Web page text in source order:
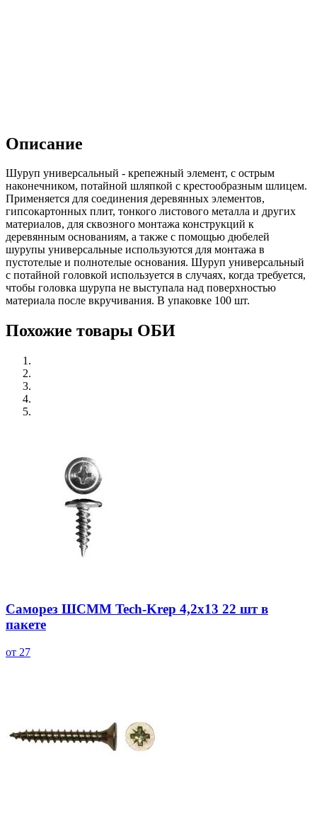
Описание
Шуруп универсальный - крепежный элемент, с острым
наконечником, потайной шляпкой с крестообразным шлицем.
Применяется для соединения деревянных элементов,
гипсокартонных плит, тонкого листового металла и других
материалов, для сквозного монтажа конструкций к
деревянным основаниям, а также с помощью дюбелей
шурупы универсальные используются для монтажа в
пустотелые и полнотелые основания. Шуруп универсальный
с потайной головкой используется в случаях, когда требуется,
чтобы головка шурупа не выступала над поверхностью
материала после вкручивания. В упаковке 100 шт.
Похожие товары ОБИ
Саморез ШСММ Tech-Krep 4,2х13 22 шт в
пакете
от 27